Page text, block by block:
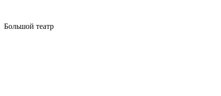
Большой театр